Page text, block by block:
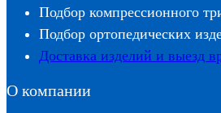
Подбор компрессионного
Подбор ортопедических
Доставка изделий и выезд
О компании